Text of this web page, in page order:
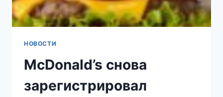
НОВОСТИ
McDonald’s снова
зарегистрировал